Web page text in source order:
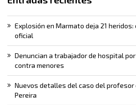
Explosión en Marmato deja 21
oficial
Denuncian a trabajador de hospital
contra menores
Nuevos detalles del caso del profesor
Pereira